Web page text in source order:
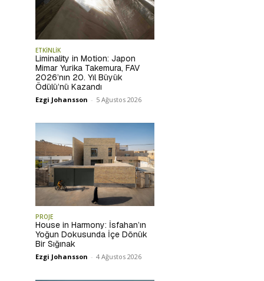
ETKİNLİK
Liminality in Motion: Japon
Mimar Yurika Takemura, FAV
2026’nın 20. Yıl Büyük
Ödülü’nü Kazandı
Ezgi Johansson - 5 Ağustos 2026
PROJE
House in Harmony: İsfahan’ın
Yoğun Dokusunda İçe Dönük
Bir Sığınak
Ezgi Johansson - 4 Ağustos 2026